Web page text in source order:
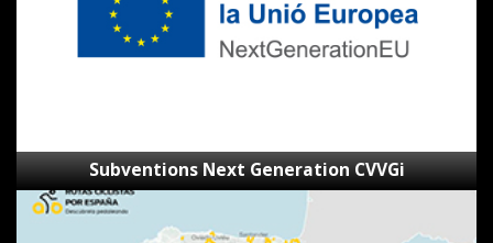
Subventions Next Generation CVVGi
SpainByBike